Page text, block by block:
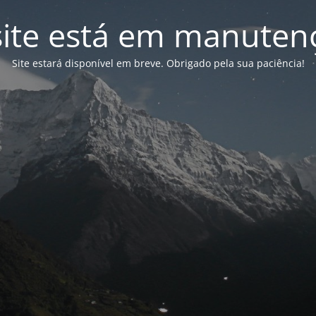
está em
Site estará disponível em breve. Obrigado pela sua paciência!